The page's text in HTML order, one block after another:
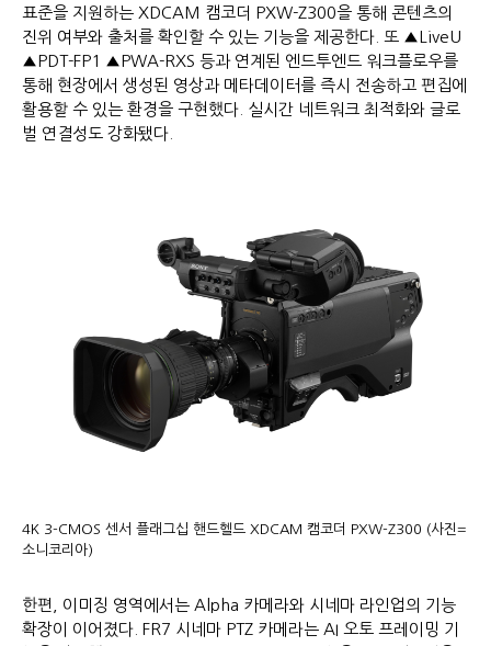
표준을 지원하는 XDCAM 캠코더 PXW-Z300을 통해 콘텐츠의
진위 여부와 출처를 확인할 수 있는 기능을 제공한다. 또 ▲LiveU
▲PDT-FP1 ▲PWA-RXS 등과 연계된 엔드투엔드 워크플로우를
통해 현장에서 생성된 영상과 메타데이터를 즉시 전송하고 편집에
활용할 수 있는 환경을 구현했다. 실시간 네트워크 최적화와 글로
벌 연결성도 강화됐다.
4K 3-CMOS 센서 플래그십 핸드헬드 XDCAM 캠코더 PXW-Z300 (사진=
소니코리아)
한편, 이미징 영역에서는 Alpha 카메라와 시네마 라인업의 기능
확장이 이어졌다. FR7 시네마 PTZ 카메라는 AI 오토 프레이밍 기